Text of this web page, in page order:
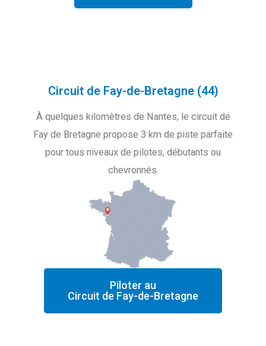
Circuit de Fay-de-Bretagne (44)
À quelques kilomètres de Nantes, le circuit de
Fay de Bretagne propose 3 km de piste parfaite
pour tous niveaux de pilotes, débutants ou
chevronnés.
Piloter au
Circuit de Fay-de-Bretagne